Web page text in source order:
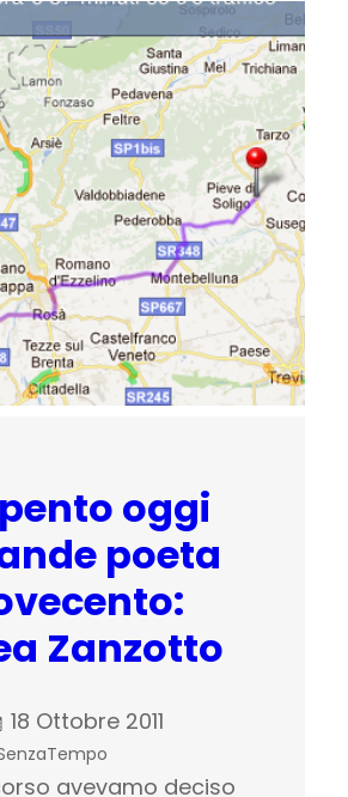
oggi
poeta
Zanzotto
18 Ottobre 2011
avevamo deciso